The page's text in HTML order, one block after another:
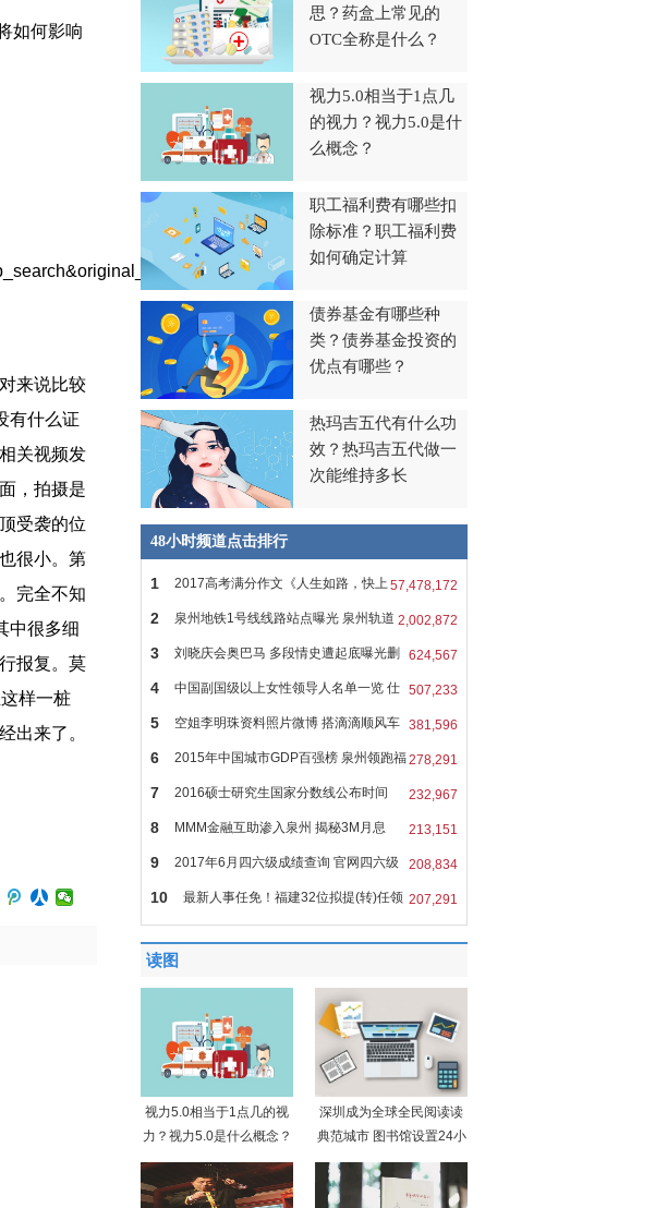
如何影响
来说比较
有什么证
关视频发
，拍摄是
受袭的位
很小。第
完全不知
中很多细
报复。莫
样一桩
出来了。
思？药盒上常见的
OTC全称是什么？
视力5.0相当于1点几
的视力？视力5.0是什
么概念？
职工福利费有哪些扣
除标准？职工福利费
如何确定计算
债券基金有哪些种
类？债券基金投资的
优点有哪些？
热玛吉五代有什么功
效？热玛吉五代做一
次能维持多长
48小时频道点击排行
57,478,172
1 2017高考满分作文《人生如路，快上
车吧 2,002,872
2 泉州地铁1号线线路站点曝光 泉州轨道
交 624,567
3 刘晓庆会奥巴马 多段情史遭起底曝光删
507,233
4 中国副国级以上女性领导人名单一览 仕
381,596
5 空姐李明珠资料照片微博 搭滴滴顺风车
278,291
6 2015年中国城市GDP百强榜 泉州领跑福
建 232,967
7 2016硕士研究生国家分数线公布时间
201 213,151
8 MMM金融互助渗入泉州 揭秘3M月息
30%的 208,834
9 2017年6月四六级成绩查询 官网四六级
成 207,291
10 最新人事任免！福建32位拟提(转)任领
导
读图
视力5.0相当于1点几的视
力？视力5.0是什么概念？
深圳成为全球全民阅读读
典范城市 图书馆设置24小